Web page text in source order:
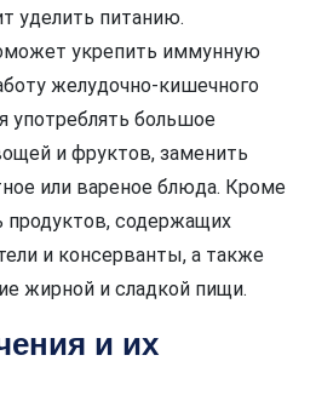
уделить питанию.
укрепить иммунную
желудочно-кишечного
употреблять большое
и фруктов, заменить
или вареное блюда. Кроме
продуктов, содержащих
и консерванты, а также
жирной и сладкой пищи.
и их